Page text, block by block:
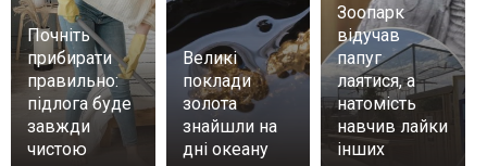
Почніть
прибирати
правильно:
підлога буде
завжди
чистою
Великі
поклади
золота
знайшли на
дні океану
Зоопарк
відучав
папуг
лаятися, а
натомість
навчив лайки
інших